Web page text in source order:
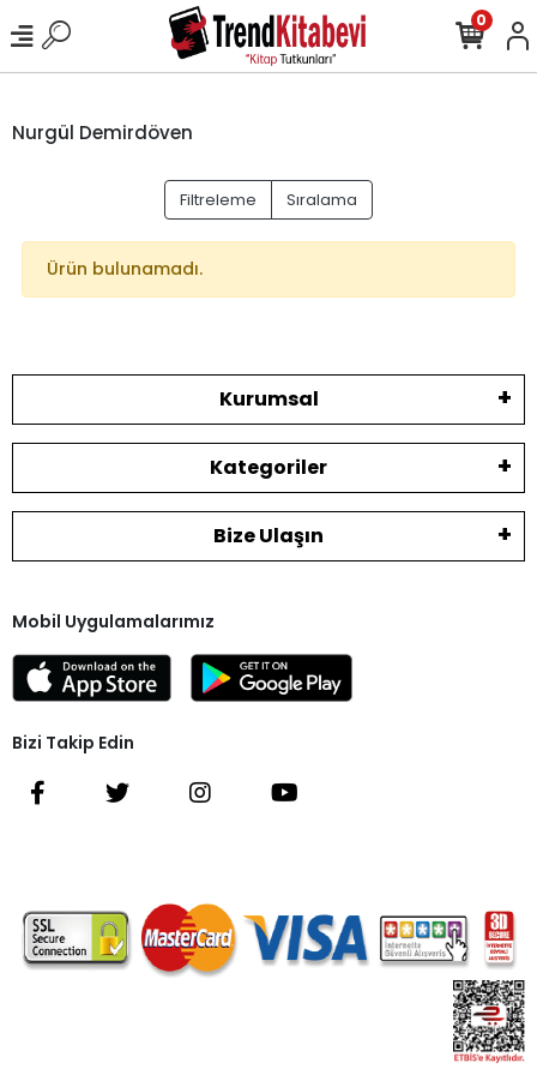
0
Nurgül Demirdöven
Filtreleme Sıralama
Ürün bulunamadı.
Kurumsal
Kategoriler
Bize Ulaşın
Mobil Uygulamalarımız
Bizi Takip Edin